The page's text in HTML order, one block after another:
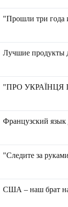
"Прошли три года
Лучшие продукты
"ПРО УКРАЇНЦЯ І
Французский
"Следите за
США – наш брат